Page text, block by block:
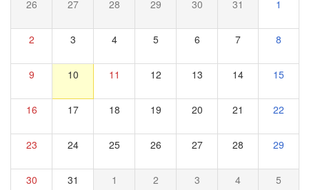
26 27 28 29 30 31 1
2 3 4 5 6 7 8
9 10 11 12 13 14 15
16 17 18 19 20 21 22
23 24 25 26 27 28 29
30 31 1 2 3 4 5